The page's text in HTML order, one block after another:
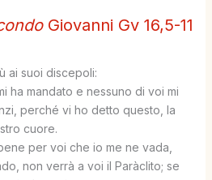
Giovanni Gv 16,5-11
ai suoi discepoli:
ha mandato e nessuno di voi mi
perché vi ho detto questo, la
cuore.
per voi che io me ne vada,
non verrà a voi il Paràclito; se